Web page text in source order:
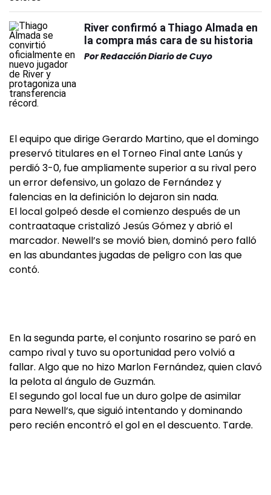
River confirmó a Thiago Almada en
la compra más cara de su historia
PorRedacción Diario de Cuyo
El equipo que dirige Gerardo Martino, que el domingo
preservó titulares en el Torneo Final ante Lanús y
perdió 3-0, fue ampliamente superior a su rival pero
un error defensivo, un golazo de Fernández y
falencias en la definición lo dejaron sin nada.
El local golpeó desde el comienzo después de un
contraataque cristalizó Jesús Gómez y abrió el
marcador. Newell’s se movió bien, dominó pero falló
en las abundantes jugadas de peligro con las que
contó.
En la segunda parte, el conjunto rosarino se paró en
campo rival y tuvo su oportunidad pero volvió a
fallar. Algo que no hizo Marlon Fernández, quien clavó
la pelota al ángulo de Guzmán.
El segundo gol local fue un duro golpe de asimilar
para Newell‘s, que siguió intentando y dominando
pero recién encontró el gol en el descuento. Tarde.